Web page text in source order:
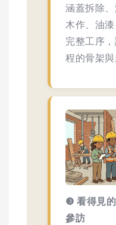
涵蓋拆除、
木作、油
完整工序
程的骨架與
❸ 看得見
參訪